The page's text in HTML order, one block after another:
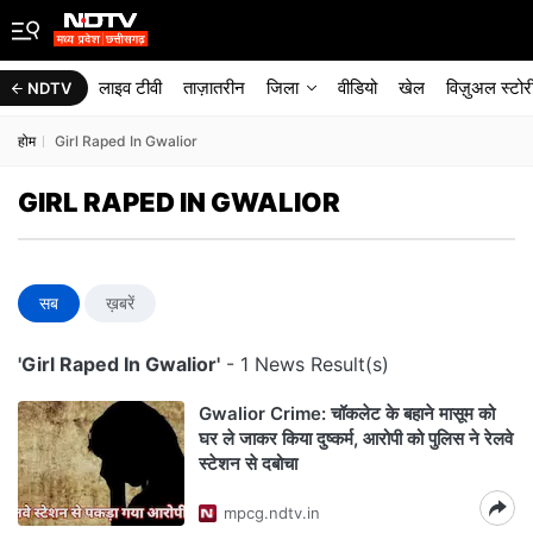
NDTV लाइव टीवी ताज़ातरीन जिला वीडियो खेल विज़ुअल
होम Girl Raped In Gwalior
GIRL RAPED IN GWALIOR
सब ख़बरें
'Girl Raped In Gwalior' - 1 News Result(s)
Gwalior Crime: चॉकलेट के बहाने मासूम को
घर ले जाकर किया दुष्कर्म, आरोपी को पुलिस ने रेलवे
स्टेशन से दबोचा
mpcg.ndtv.in